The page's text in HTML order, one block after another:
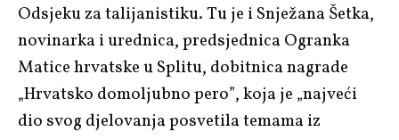
Odsjeku za talijanistiku. Tu je i Snježana Šetka,
novinarka i urednica, predsjednica Ogranka
Matice hrvatske u Splitu, dobitnica nagrade
„Hrvatsko domoljubno pero”, koja je „najveći
dio svog djelovanja posvetila temama iz